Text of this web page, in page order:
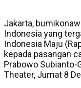
Jakarta,
Indonesia yang
Indonesia Maju
kepada pasangan
Prabowo Subianto-
Theater, Jumat 8